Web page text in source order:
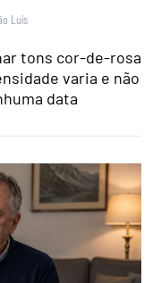
Luís
tons cor-de-rosa
varia e não
data